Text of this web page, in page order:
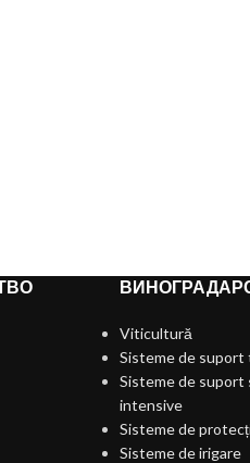
Viticultură
Sisteme de suport
Sisteme de suport
intensive
Sisteme de
Sisteme de irigare